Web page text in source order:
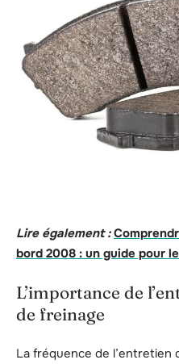
Lire également :
bord 2008 : un guide pour
L’importance de
de freinage
La fréquence de l’entretien